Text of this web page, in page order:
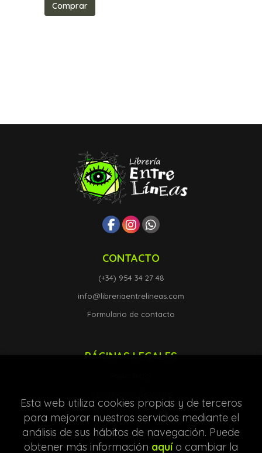
Comprar
CONTACTO
(+34) 954 34 27 48
info@libreriaentrelineas.com
Formulario de contacto
PÁGINAS LEGALES
Protección de datos
Política de Cookies
Esta web utiliza cookies propias y de terceros
para mejorar nuestros servicios mediante el
análisis de sus hábitos de navegación. Puede
obtener más información aquío cambiar la